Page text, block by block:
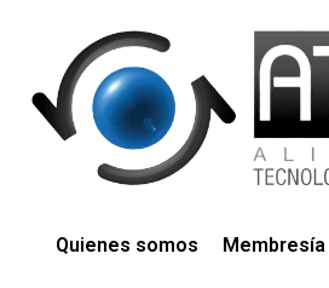
Quienes somos Membresía